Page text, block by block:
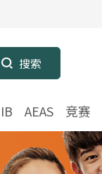
IB AEAS 竞赛